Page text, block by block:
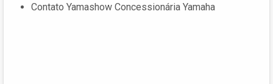
Contato Yamashow Concessionária Yamaha